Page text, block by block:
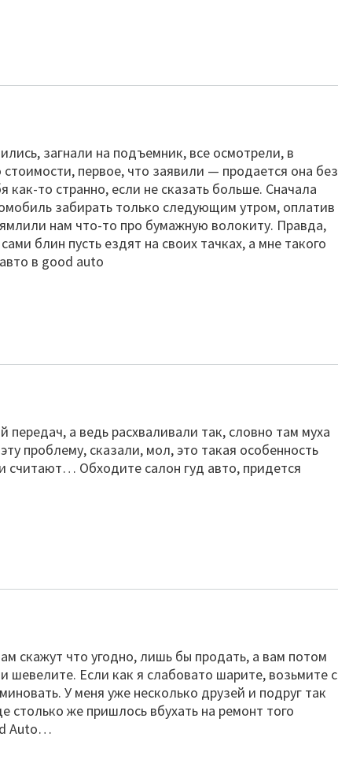
загнали на подъемник, все осмотрели, в
первое, что заявили — продается она без
то странно, если не сказать больше. Сначала
забирать только следующим утром, оплатив
нам что-то про бумажную волокиту. Правда,
блин пусть ездят на своих тачках, а мне такого
в good auto
а ведь расхваливали так, словно там муха
проблему, сказали, мол, это такая особенность
Обходите салон гуд авто, придется
скажут что угодно, лишь бы продать, а вам потом
шевелите. Если как я слабовато шарите, возьмите с
У меня уже несколько друзей и подруг так
столько же пришлось вбухать на ремонт того
Auto…